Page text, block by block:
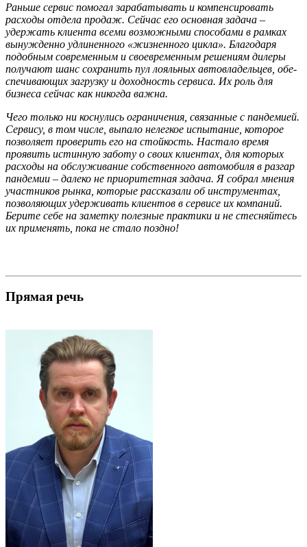
Раньше сервис помогал зарабатывать и компенсировать
расходы отдела продаж. Сейчас его основная зада­ча –
удержать клиента всеми возможны­ми способами в рамках
вынужденно удли­ненного «жизненного цикла». Благодаря
подобным современным и своевременным решениям дилеры
получают шанс сохра­нить пул лояльных автовладельцев, обе­
спечивающих загрузку и доходность серви­са. Их роль для
бизнеса сейчас как никогда важна.
Чего только ни коснулись ограничения, связанные с пандемией.
Сервису, в том числе, выпало нелегкое испытание, кото­рое
позволяет проверить его на стойкость. Настало время
проявить истинную забо­ту о своих клиентах, для которых
расходы на обслуживание собственного автомоби­ля в разгар
пандемии – далеко не приори­тетная задача. Я собрал мнения
участни­ков рынка, которые рассказали об инстру­ментах,
позволяющих удерживать клиен­тов в сервисе их компаний.
Берите себе на заметку полезные практики и не стесняй­тесь
их применять, пока не стало поздно!
Прямая речь